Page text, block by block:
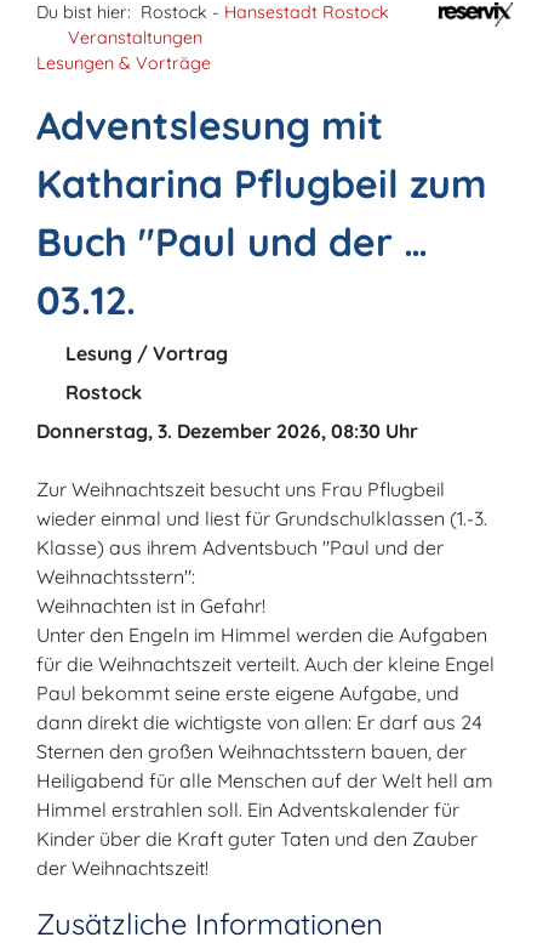
Du bist hier: Rostock - Hansestadt Rostock
Veranstaltungen
Lesungen & Vorträge
Adventslesung mit
Katharina Pflugbeil zum
Buch "Paul und der …
03.12.
Lesung / Vortrag
Rostock
Donnerstag, 3. Dezember 2026, 08:30 Uhr
Zur Weihnachtszeit besucht uns Frau Pflugbeil
wieder einmal und liest für Grundschulklassen (1.-3.
Klasse) aus ihrem Adventsbuch "Paul und der
Weihnachtsstern":
Weihnachten ist in Gefahr!
Unter den Engeln im Himmel werden die Aufgaben
für die Weihnachtszeit verteilt. Auch der kleine Engel
Paul bekommt seine erste eigene Aufgabe, und
dann direkt die wichtigste von allen: Er darf aus 24
Sternen den großen Weihnachtsstern bauen, der
Heiligabend für alle Menschen auf der Welt hell am
Himmel erstrahlen soll. Ein Adventskalender für
Kinder über die Kraft guter Taten und den Zauber
der Weihnachtszeit!
Zusätzliche Informationen